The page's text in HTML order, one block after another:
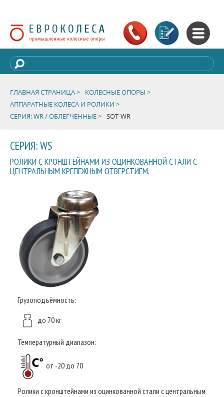
ГЛАВНАЯ СТРАНИЦА >
КОЛЕСНЫЕ ОПОРЫ >
АППАРАТНЫЕ КОЛЕСА И РОЛИКИ >
СЕРИЯ: WR / ОБЛЕГЧЕННЫЕ > SOT-WR
СЕРИЯ: WS
РОЛИКИ С КРОНШТЕЙНАМИ ИЗ ОЦИНКОВАННОЙ СТАЛИ С
ЦЕНТРАЛЬНЫМ КРЕПЕЖНЫМ ОТВЕРСТИЕМ.
Грузоподъёмность:
до 70 кг
Температурный диапазон:
от -20 до 70
Ролики с кронштейнами из оцинкованной стали с центральным